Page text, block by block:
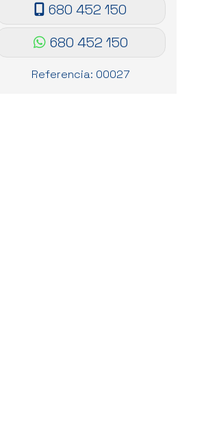
680 452 150
680 452 150
Referencia: 00027